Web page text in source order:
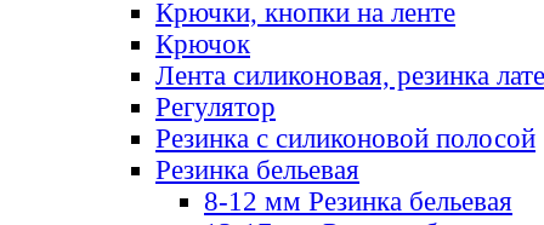
Крючки, кнопки на ленте
Крючок
Лента силиконовая, резинка
Регулятор
Резинка с силиконовой полосой
Резинка бельевая
8-12 мм Резинка бельевая